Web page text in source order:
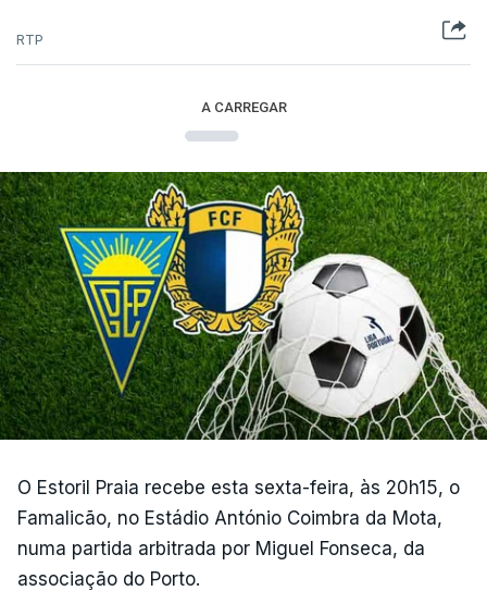
RTP
A CARREGAR
O Estoril Praia recebe esta sexta-feira, às 20h15, o
Famalicão, no Estádio António Coimbra da Mota,
numa partida arbitrada por Miguel Fonseca, da
associação do Porto.